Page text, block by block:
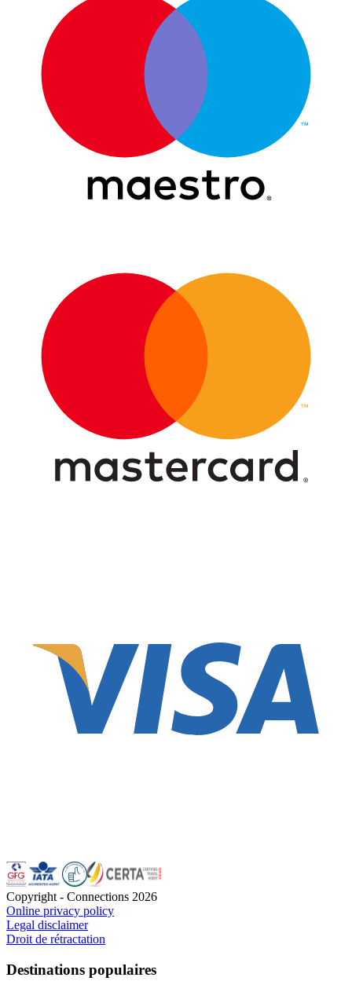
Copyright - Connections 2026
Online privacy policy
Legal disclaimer
Droit de rétractation
Destinations populaires